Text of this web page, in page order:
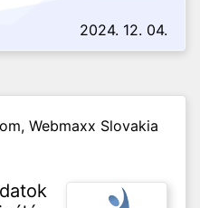
2024. 12. 04.
Webmaxx Slovakia